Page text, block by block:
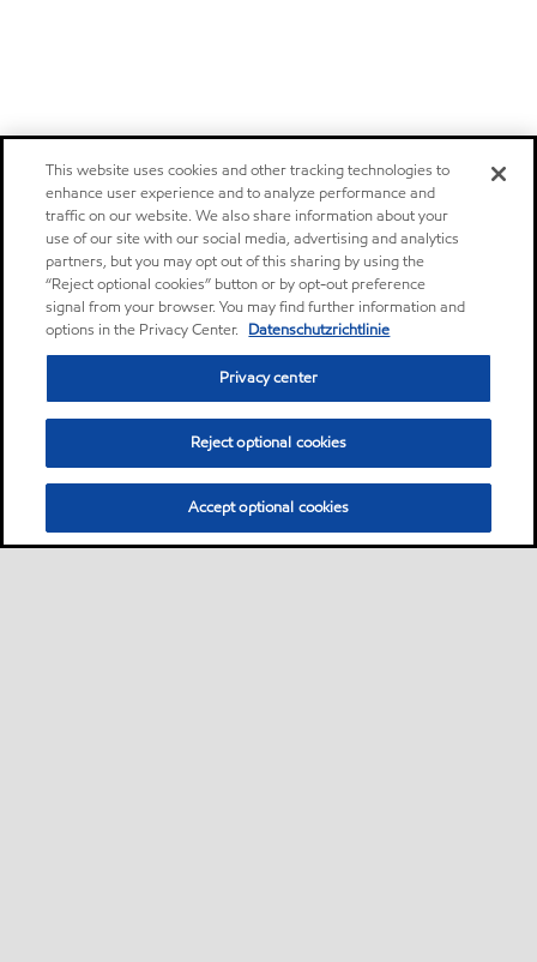
This website uses cookies and other tracking technologies to
enhance user experience and to analyze performance and
traffic on our website. We also share information about your
use of our site with our social media, advertising and analytics
partners, but you may opt out of this sharing by using the
“Reject optional cookies” button or by opt-out preference
signal from your browser. You may find further information and
options in the Privacy Center. Datenschutzrichtlinie
Privacy center
Reject optional cookies
Accept optional cookies